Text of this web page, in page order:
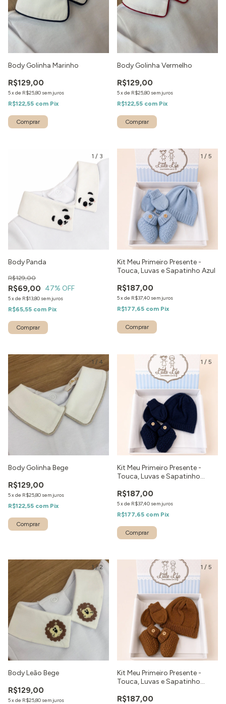
Body Golinha Marinho
R$129,00
5xde R$25,80 sem juros
R$122,55 com Pix
Body Golinha Vermelho
R$129,00
5xde R$25,80 sem juros
R$122,55 com Pix
1 / 3
Body Panda
R$69,00
R$129,00
47% OFF
5xde R$13,80 sem juros
R$65,55 com Pix
1 / 5
Kit Meu Primeiro Presente -
Touca, Luvas e Sapatinho Azul
R$187,00
5xde R$37,40 sem juros
R$177,65 com Pix
Comprar
1 / 4
Body Golinha Bege
R$129,00
5xde R$25,80 sem juros
R$122,55 com Pix
1 / 5
Kit Meu Primeiro Presente -
Touca, Luvas e Sapatinho
R$187,00
5xde R$37,40 sem juros
R$177,65 com Pix
Comprar
1/2
Body Leão Bege
R$129,00
5xde R$25,80 sem juros
1 / 5
Kit Meu Primeiro Presente -
Touca, Luvas e Sapatinho
R$187,00